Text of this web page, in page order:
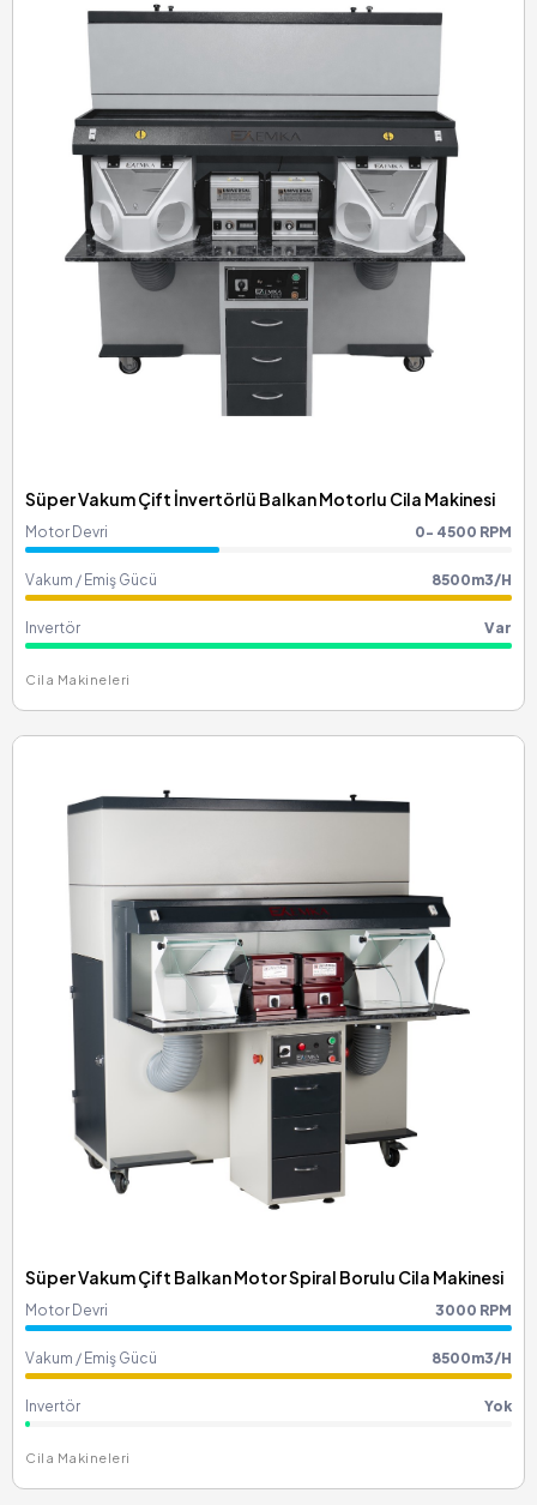
Süper Vakum Çift İnvertörlü Balkan Motorlu Cila Makinesi
Motor Devri 0- 4500 RPM
Vakum / Emiş Gücü 8500m3/H
Invertör Var
Cila Makineleri
Süper Vakum Çift Balkan Motor Spiral Borulu Cila Makinesi
Motor Devri 3000 RPM
Vakum / Emiş Gücü 8500m3/H
Invertör Yok
Cila Makineleri